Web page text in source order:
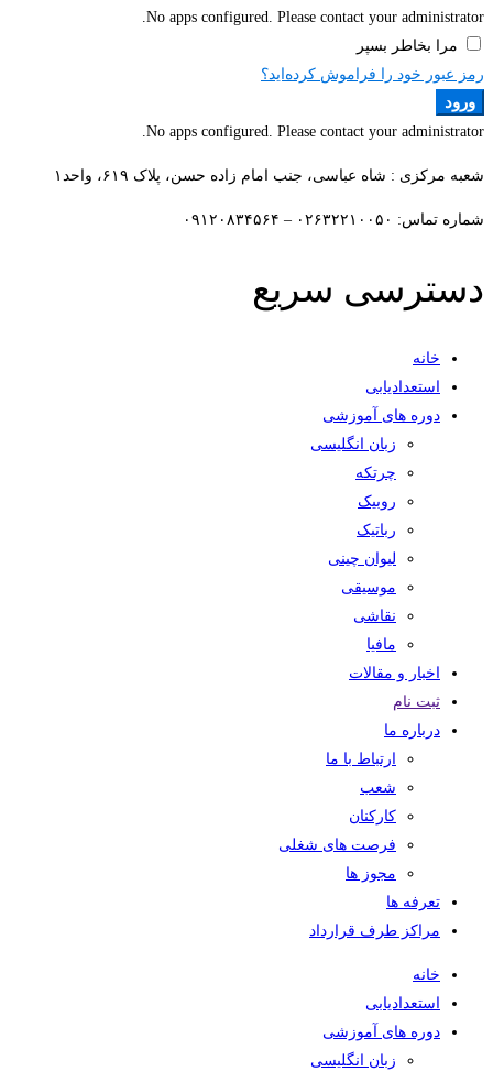
No apps configured. Please contact your administrator.
مرا بخاطر بسپر
رمز عبور خود را فراموش کرده‌اید؟
ورود
No apps configured. Please contact your administrator.
شعبه مرکزی : شاه عباسی، جنب امام زاده حسن، پلاک ۶۱۹، واحد۱​
شماره تماس: ۰۲۶۳۲۲۱۰۰۵۰ – ۰۹۱۲۰۸۳۴۵۶۴
دسترسی سریع
خانه
استعدادیابی
دوره های آموزشی
زبان انگلیسی
چرتکه
روبیک
رباتیک
لیوان چینی
موسیقی
نقاشی
مافیا
اخبار و مقالات
ثبت نام
درباره ما
ارتباط با ما
شعب
کارکنان
فرصت های شغلی
مجوز ها
تعرفه ها
مراکز طرف قرارداد
خانه
استعدادیابی
دوره های آموزشی
زبان انگلیسی